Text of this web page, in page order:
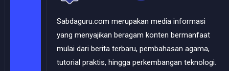
Sabdaguru.com merupakan media informasi
yang menyajikan beragam konten bermanfaat
mulai dari berita terbaru, pembahasan agama,
tutorial praktis, hingga perkembangan teknologi.